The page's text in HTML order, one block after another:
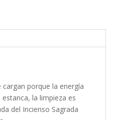
porque la energía
la limpieza es
del Incienso Sagrada